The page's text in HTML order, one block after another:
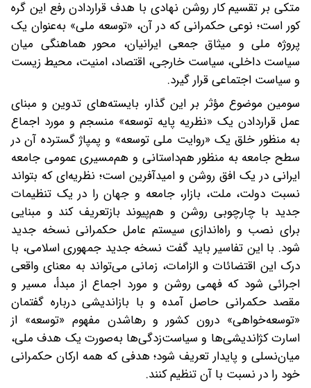
متکی بر تقسیم کار روشن نهادی با هدف قراردادن رفع این گره
کور است؛ نوعی حکمرانی‌ که در آن، «توسعه ملی» به‌عنوان یک
پروژه ملی و میثاق جمعی ایرانیان، محور هماهنگی میان
سیاست داخلی، سیاست خارجی، اقتصاد، امنیت، محیط‌ زیست
و سیاست اجتماعی قرار گیرد.
سومین موضوع مؤثر بر این گذار، بایسته‌های تدوین و مبنای
عمل قراردادن یک «نظریه پایه توسعه» منسجم و مورد اجماع
به منظور خلق یک «روایت ملی توسعه» و پمپاژ گسترده آن در
سطح جامعه به منظور هم‌داستانی و هم‌مسیری عمومی جامعه
ایرانی در یک افق روشن و امیدآفرین است؛ نظریه‌ای که بتواند
نسبت دولت، ملت، بازار، جامعه و جهان را در یک تنظیمات
جدید با چارچوبی روشن و هم‌پیوند بازتعریف کند و مبنایی
برای نصب و راه‌اندازی سیستم عامل حکمرانی نسخه جدید
شود. با این تفاسیر باید گفت نسخه جدید جمهوری اسلامی، با
درک این اقتضائات و الزامات، زمانی می‌تواند به‌ معنای واقعی
اجرائی شود که فهمی روشن و مورد اجماع از مبدأ، مسیر و
مقصد حکمرانی حاصل آمده و با بازاندیشی درباره گفتمان
«توسعه‌خواهی» درون کشور و رها‌شدن مفهوم «توسعه» از
اسارت کژاندیشی‌ها و سیاست‌زدگی‌ها به‌صورت یک هدف ملی،
میان‌نسلی و پایدار تعریف شود؛ هدفی که همه ارکان حکمرانی
خود را در نسبت با آن تنظیم کنند.